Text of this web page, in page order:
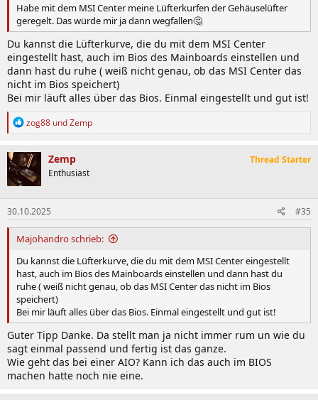
Habe mit dem MSI Center meine Lüfterkurfen der Gehäuselüfter
geregelt. Das würde mir ja dann wegfallen🤔
Du kannst die Lüfterkurve, die du mit dem MSI Center
eingestellt hast, auch im Bios des Mainboards einstellen und
dann hast du ruhe ( weiß nicht genau, ob das MSI Center das
nicht im Bios speichert)
Bei mir läuft alles über das Bios. Einmal eingestellt und gut ist!
R
k
t
i
o
n
e
n
:
zog88 undZemp
Zemp
Enthusiast
Thread Starter
30.10.2025 #35
Majohandro schrieb:
Du kannst die Lüfterkurve, die du mit dem MSI Center eingestellt
hast, auch im Bios des Mainboards einstellen und dann hast du
ruhe ( weiß nicht genau, ob das MSI Center das nicht im Bios
speichert)
Bei mir läuft alles über das Bios. Einmal eingestellt und gut ist!
Guter Tipp Danke. Da stellt man ja nicht immer rum un wie du
sagt einmal passend und fertig ist das ganze.
Wie geht das bei einer AIO? Kann ich das auch im BIOS
machen hatte noch nie eine.